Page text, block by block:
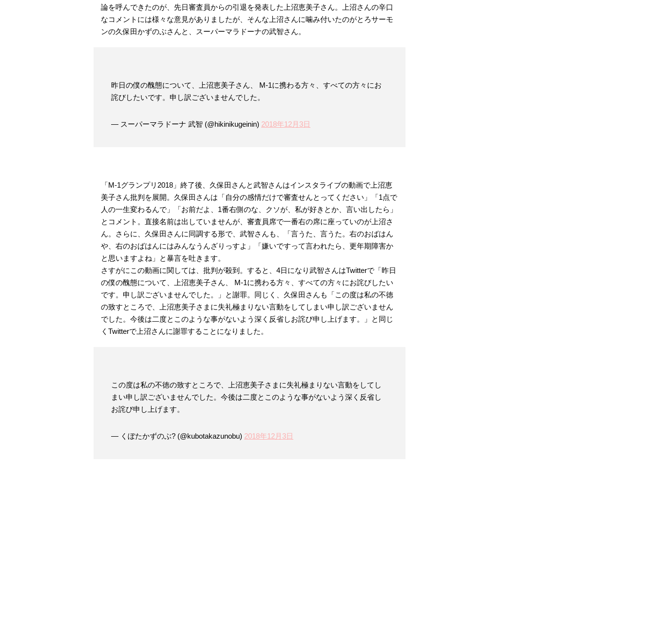
論を呼んできたのが、先日審査員からの引退を発表した上沼恵美子さん。上沼さんの辛口
なコメントには様々な意見がありましたが、そんな上沼さんに噛み付いたのがとろサーモ
ンの久保田かずのぶさんと、スーパーマラドーナの武智さん。
昨日の僕の醜態について、上沼恵美子さん、 M-1に携わる方々、すべての方々にお
詫びしたいです。申し訳ございませんでした。
— スーパーマラドーナ 武智 (@hikinikugeinin) 2018年12月3日
「M-1グランプリ2018」終了後、久保田さんと武智さんはインスタライブの動画で上沼恵
美子さん批判を展開。久保田さんは「自分の感情だけで審査せんとってください」「1点で
人の一生変わるんで」「お前だよ、1番右側のな、クソが、私が好きとか、言い出したら」
とコメント。直接名前は出していませんが、審査員席で一番右の席に座っていのが上沼さ
ん。さらに、久保田さんに同調する形で、武智さんも、「言うた、言うた。右のおばはん
や、右のおばはんにはみんなうんざりっすよ」「嫌いですって言われたら、更年期障害か
と思いますよね」と暴言を吐きます。
さすがにこの動画に関しては、批判が殺到。すると、4日になり武智さんはTwitterで「昨日
の僕の醜態について、上沼恵美子さん、 M-1に携わる方々、すべての方々にお詫びしたい
です。申し訳ございませんでした。」と謝罪。同じく、久保田さんも「この度は私の不徳
の致すところで、上沼恵美子さまに失礼極まりない言動をしてしまい申し訳ございません
でした。今後は二度とこのような事がないよう深く反省しお詫び申し上げます。」と同じ
くTwitterで上沼さんに謝罪することになりました。
この度は私の不徳の致すところで、上沼恵美子さまに失礼極まりない言動をしてし
まい申し訳ございませんでした。今後は二度とこのような事がないよう深く反省し
お詫び申し上げます。
— くぼたかずのぶ? (@kubotakazunobu) 2018年12月3日